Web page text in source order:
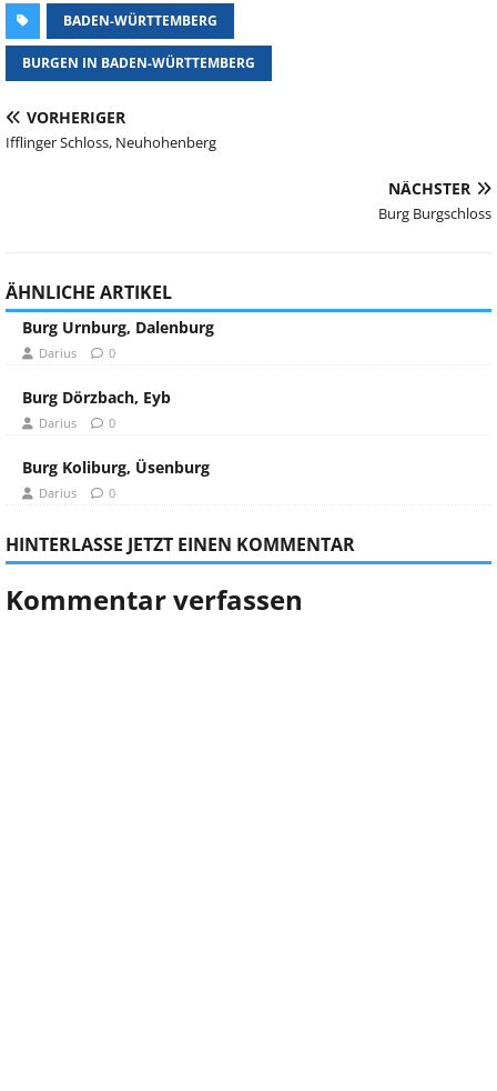
BADEN-WÜRTTEMBERG
BURGEN IN BADEN-WÜRTTEMBERG
VORHERIGER
Ifflinger Schloss, Neuhohenberg
NÄCHSTER
Burg Burgschloss
ÄHNLICHE ARTIKEL
Burg Urnburg, Dalenburg
Darius 0
Burg Dörzbach, Eyb
Darius 0
Burg Koliburg, Üsenburg
Darius 0
HINTERLASSE JETZT EINEN KOMMENTAR
Kommentar verfassen